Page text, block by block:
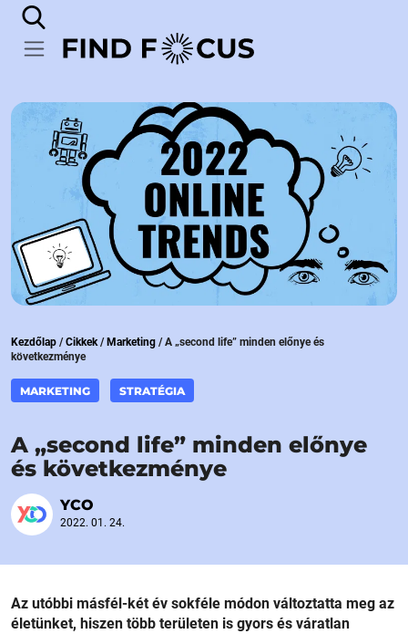
Kezdőlap /Cikkek/ Marketing /A „second life” minden előnye és
következménye
MARKETING STRATÉGIA
A „second life” minden előnye
és következménye
YCO
2022. 01. 24.
Az utóbbi másfél-két év sokféle módon változtatta meg az
életünket, hiszen több területen is gyors és váratlan